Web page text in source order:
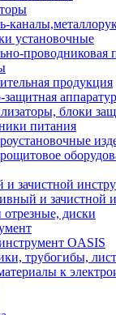
установочные
проводниковая
продукция
блоки
питания
и зачистной
и зачистной
отрезные, диски
OASIS
трубогибы,
к